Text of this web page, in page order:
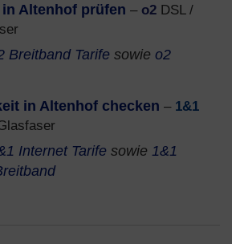
Altenhof prüfen – o2 DSL /
Breitband Tarife sowie o2
in Altenhof checken – 1&1
Internet Tarife sowie 1&1